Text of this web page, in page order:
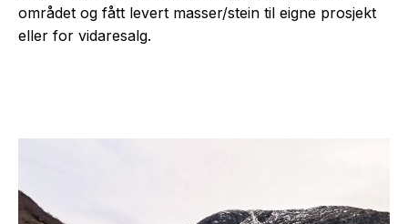
området og fått levert masser/stein til eigne prosjekt
eller for vidaresalg.